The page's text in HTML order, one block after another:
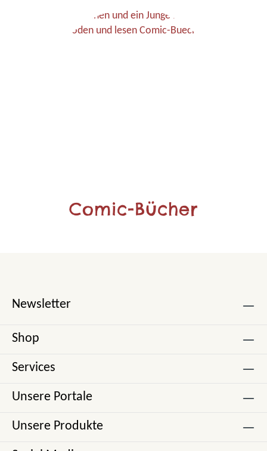
Comic-Bücher
Newsletter
Shop
Services
Unsere Portale
Unsere Produkte